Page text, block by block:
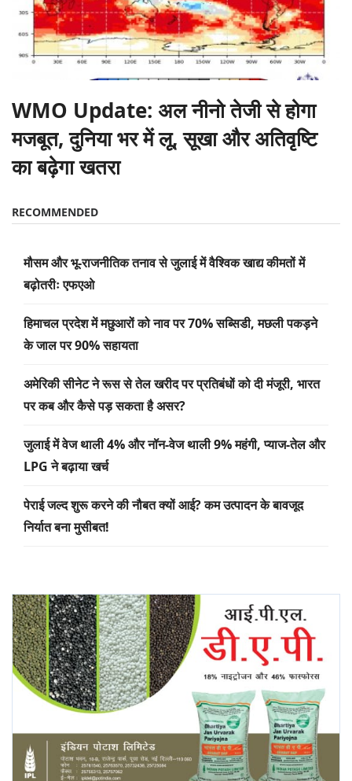
WMO Update: अल नीनो तेजी से होगा
मजबूत, दुनिया भर में लू, सूखा और अतिवृष्टि
का बढ़ेगा खतरा
RECOMMENDED
मौसम और भू-राजनीतिक तनाव से जुलाई में वैश्विक खाद्य कीमतों में
बढ़ोतरीः एफएओ
हिमाचल प्रदेश में मछुआरों को नाव पर 70% सब्सिडी, मछली पकड़ने
के जाल पर 90% सहायता
अमेरिकी सीनेट ने रूस से तेल खरीद पर प्रतिबंधों को दी मंजूरी, भारत
पर कब और कैसे पड़ सकता है असर?
जुलाई में वेज थाली 4% और नॉन-वेज थाली 9% महंगी, प्याज-तेल और
LPG ने बढ़ाया खर्च
पेराई जल्द शुरू करने की नौबत क्यों आई? कम उत्पादन के बावजूद
निर्यात बना मुसीबत!